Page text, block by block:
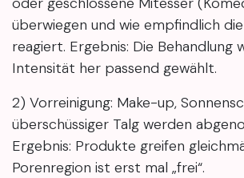
überwiegen und wie empfindlich
reagiert. Ergebnis: Die Behandlung
Intensität her passend gewählt.
2) Vorreinigung: Make-up,
überschüssiger Talg werden
Ergebnis: Produkte greifen
Porenregion ist erst mal „frei“.